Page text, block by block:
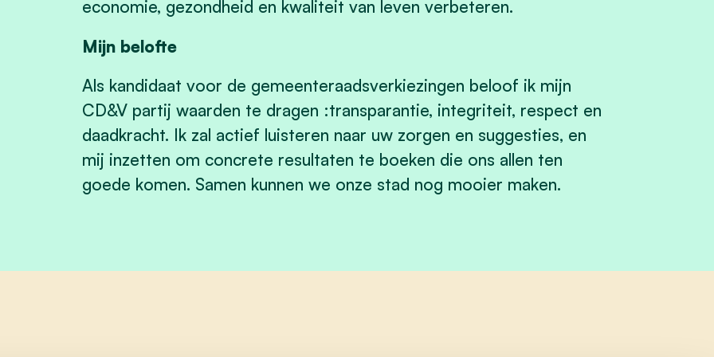
economie, gezondheid en kwaliteit van leven verbeteren.
Mijn belofte
Als kandidaat voor de gemeenteraadsverkiezingen beloof ik mijn
CD&V partij waarden te dragen :transparantie, integriteit, respect en
daadkracht. Ik zal actief luisteren naar uw zorgen en suggesties, en
mij inzetten om concrete resultaten te boeken die ons allen ten
goede komen. Samen kunnen we onze stad nog mooier maken.